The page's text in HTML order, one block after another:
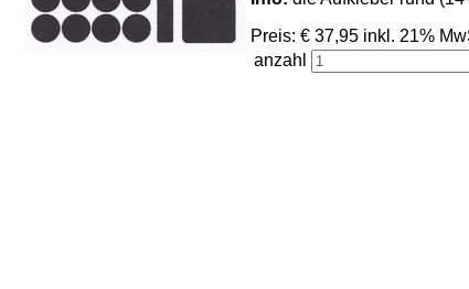
Preis: € 37,95 inkl. 21%
anzahl